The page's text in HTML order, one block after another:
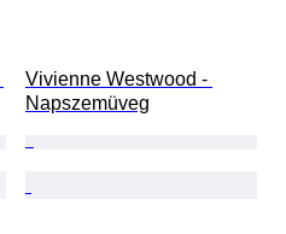
Vivienne Westwood -
Napszemüveg